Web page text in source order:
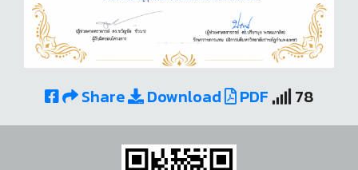
Share Download PDF 78